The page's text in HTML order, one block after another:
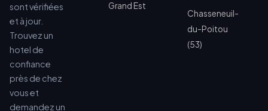
sont vérifiées
et à jour.
Trouvez un
hotel de
confiance
près de chez
vous et
demandez un
Grand Est
Chasseneuil-
du-Poitou
(53)